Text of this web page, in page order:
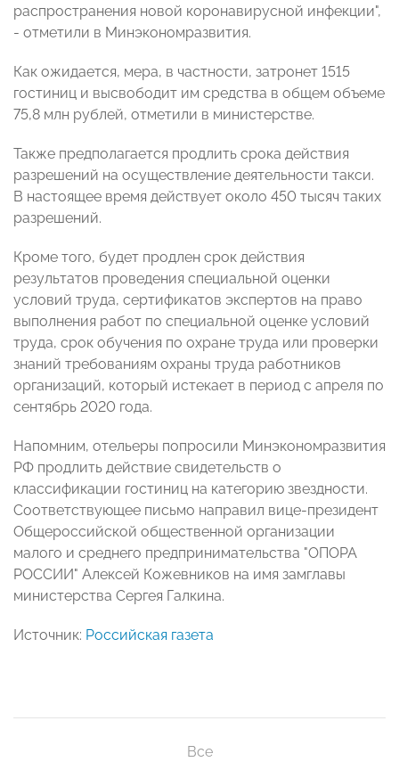
распространения новой коронавирусной инфекции",
- отметили в Минэкономразвития.
Как ожидается, мера, в частности, затронет 1515
гостиниц и высвободит им средства в общем объеме
75,8 млн рублей, отметили в министерстве.
Также предполагается продлить срока действия
разрешений на осуществление деятельности такси.
В настоящее время действует около 450 тысяч таких
разрешений.
Кроме того, будет продлен срок действия
результатов проведения специальной оценки
условий труда, сертификатов экспертов на право
выполнения работ по специальной оценке условий
труда, срок обучения по охране труда или проверки
знаний требованиям охраны труда работников
организаций, который истекает в период с апреля по
сентябрь 2020 года.
Напомним, отельеры попросили Минэкономразвития
РФ продлить действие свидетельств о
классификации гостиниц на категорию звездности.
Соответствующее письмо направил вице-президент
Общероссийской общественной организации
малого и среднего предпринимательства "ОПОРА
РОССИИ" Алексей Кожевников на имя замглавы
министерства Сергея Галкина.
Источник: Российская газета
Все